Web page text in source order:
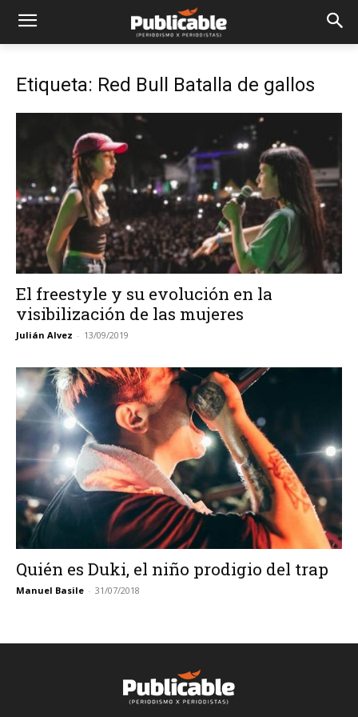
Etiqueta: Red Bull Batalla de gallos
El freestyle y su evolución en la
visibilización de las mujeres
Julián Alvez - 13/09/2019
Quién es Duki, el niño prodigio del trap
Manuel Basile - 31/07/2018